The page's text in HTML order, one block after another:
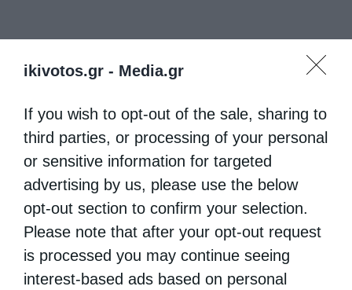
ikivotos.gr - Media.gr
If you wish to opt-out of the sale, sharing to
third parties, or processing of your personal
or sensitive information for targeted
advertising by us, please use the below
opt-out section to confirm your selection.
Please note that after your opt-out request
is processed you may continue seeing
interest-based ads based on personal